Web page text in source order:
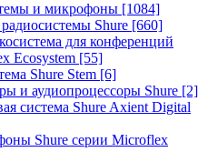
и микрофоны [1084]
Shure [660]
для конференций
Ecosystem [55]
Shure Stem [6]
и аудиопроцессоры Shure [2]
система Shure Axient Digital
Shure серии Microflex